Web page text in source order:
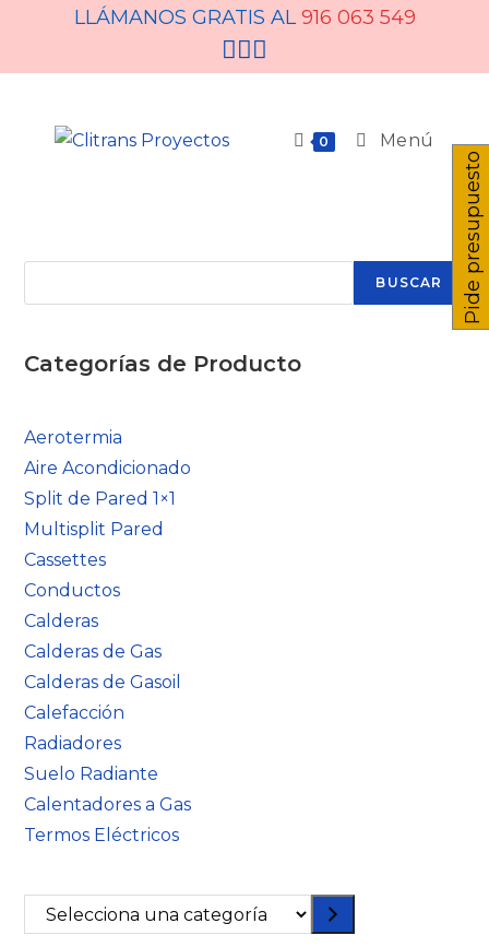
LLÁMANOS GRATIS AL916 063 549
0 Menú
BUSCAR
Categorías de Producto
Aerotermia
Aire Acondicionado
Split de Pared 1×1
Multisplit Pared
Cassettes
Conductos
Calderas
Calderas de Gas
Calderas de Gasoil
Calefacción
Radiadores
Suelo Radiante
Calentadores a Gas
Termos Eléctricos
Pide presupuesto